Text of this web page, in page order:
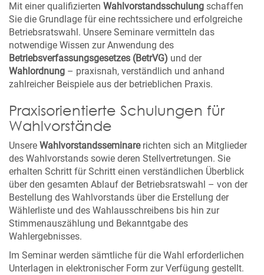
Mit einer qualifizierten Wahlvorstandsschulung schaffen
Sie die Grundlage für eine rechtssichere und erfolgreiche
Betriebsratswahl. Unsere Seminare vermitteln das
notwendige Wissen zur Anwendung des
Betriebsverfassungsgesetzes (BetrVG) und der
Wahlordnung – praxisnah, verständlich und anhand
zahlreicher Beispiele aus der betrieblichen Praxis.
Praxisorientierte Schulungen für
Wahlvorstände
Unsere Wahlvorstandsseminarerichten sich an Mitglieder
des Wahlvorstands sowie deren Stellvertretungen. Sie
erhalten Schritt für Schritt einen verständlichen Überblick
über den gesamten Ablauf der Betriebsratswahl – von der
Bestellung des Wahlvorstands über die Erstellung der
Wählerliste und des Wahlausschreibens bis hin zur
Stimmenauszählung und Bekanntgabe des
Wahlergebnisses.
Im Seminar werden sämtliche für die Wahl erforderlichen
Unterlagen in elektronischer Form zur Verfügung gestellt.